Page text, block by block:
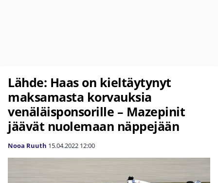
Lähde: Haas on kieltäytynyt
maksamasta korvauksia
venäläisponsorille – Mazepinit
jäävät nuolemaan näppejään
Nooa Ruuth 15.04.2022 12:00